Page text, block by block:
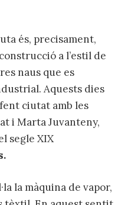
és, precisament,
a l’estil de
naus que es
Aquests dies
ciutat amb les
i Marta Juvanteny,
segle XIX
la màquina de vapor,